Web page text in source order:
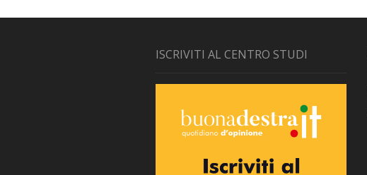
ISCRIVITI AL CENTRO STUDI